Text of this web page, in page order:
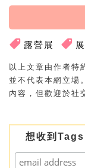
露營展
以上文章由作者特
並不代表本網立場
內容，但歡迎於社
想收到